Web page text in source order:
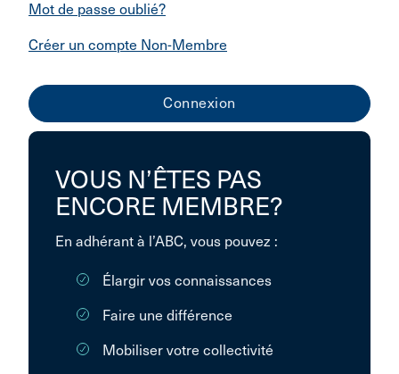
Mot de passe oublié?
Créer un compte Non-Membre
VOUS N’ÊTES PAS
ENCORE MEMBRE?
En adhérant à l’ABC, vous pouvez :
Élargir vos connaissances
Faire une différence
Mobiliser votre collectivité